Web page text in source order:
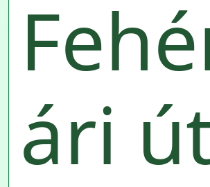
ári